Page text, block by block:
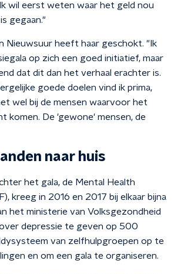
wil eerst weten waar het geld nou
gegaan."
Nieuwsuur heeft haar geschokt. "Ik
op zich een goed initiatief, maar
dat dit dan het verhaal erachter is.
goede doelen vind ik prima,
wel bij de mensen waarvoor het
komen. De 'gewone' mensen, de
naar huis
het gala, de Mental Health
kreeg in 2016 en 2017 bij elkaar bijna
het ministerie van Volksgezondheid
depressie te geven op 500
van zelfhulpgroepen op te
en om een gala te organiseren.